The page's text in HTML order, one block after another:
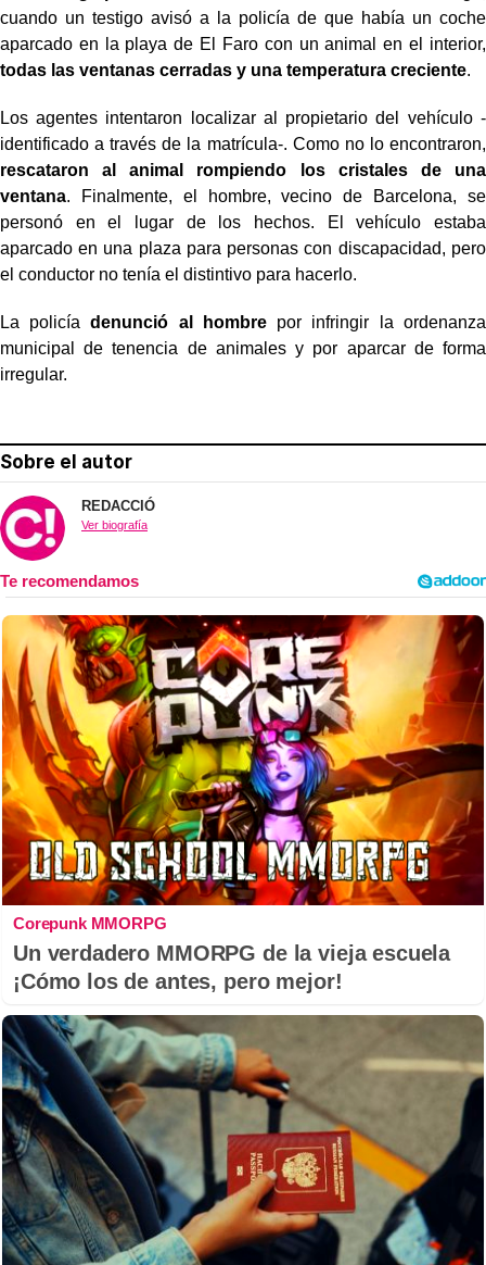
cuando un testigo avisó a la policía de que había un coche
aparcado en la playa de El Faro con un animal en el interior,
todas las ventanas cerradas y una temperatura creciente.
Los agentes intentaron localizar al propietario del vehículo -
identificado a través de la matrícula-. Como no lo encontraron,
rescataron al animal rompiendo los cristales de una
ventana. Finalmente, el hombre, vecino de Barcelona, se
personó en el lugar de los hechos. El vehículo estaba
aparcado en una plaza para personas con discapacidad, pero
el conductor no tenía el distintivo para hacerlo.
La policíadenunció al hombrepor infringir la ordenanza
municipal de tenencia de animales y por aparcar de forma
irregular.
Sobre el autor
REDACCIÓ
Ver biografía
Corepunk MMORPG
Un verdadero MMORPG de la vieja escuela
¡Cómo los de antes, pero mejor!